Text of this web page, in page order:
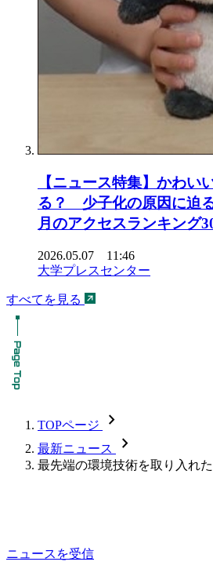
【ニュース特集】かわい
る？ 少子化の原因に迫
月のアクセスランキング30
2026.05.07 11:46
大学プレスセンター
すべてを見る
TOPページ chevron_forward
最新ニュース chevron_forward
最先端の環境技術を取り入れ
ニュースを受信